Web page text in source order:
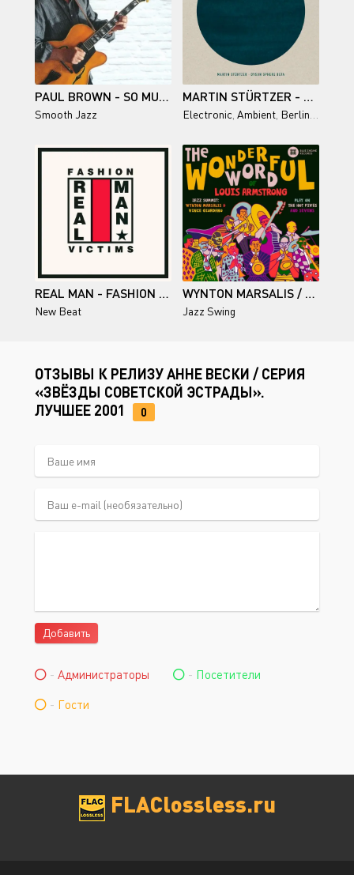
PAUL BROWN - SO MUCH TO SAY
Smooth Jazz
MARTIN STÜRTZER - DYSON SPHERE BETA
Electronic Ambient Berlin School
REAL MAN - FASHION VICTIMS (12'' SINGLE)
New Beat
WYNTON MARSALIS / THE WONDERFUL WORD OF LOUIS ARMSTRONG
Jazz Swing
ОТЗЫВЫ К РЕЛИЗУ АННЕ ВЕСКИ / СЕРИЯ
«ЗВЁЗДЫ СОВЕТСКОЙ ЭСТРАДЫ».
ЛУЧШЕЕ 2001
0
Добавить
- Администраторы - Посетители
- Гости
FLAClossless.ru